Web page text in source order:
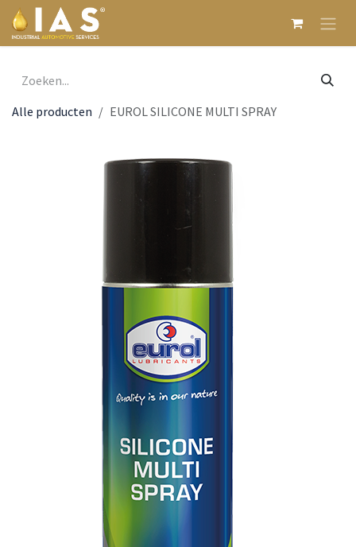
Overslaan naar inhoud
Alle producten EUROL SILICONE MULTI SPRAY